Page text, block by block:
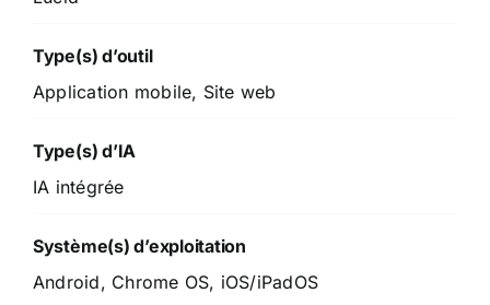
Type(s) d’outil
Application mobile, Site web
Type(s) d’IA
IA intégrée
Système(s) d’exploitation
Android, Chrome OS, iOS/iPadOS